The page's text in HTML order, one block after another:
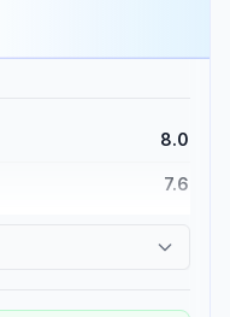
8.0
7.6